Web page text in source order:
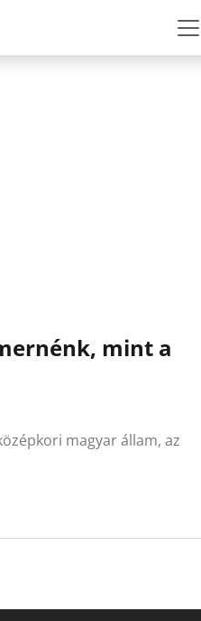
mint a
magyar állam, az